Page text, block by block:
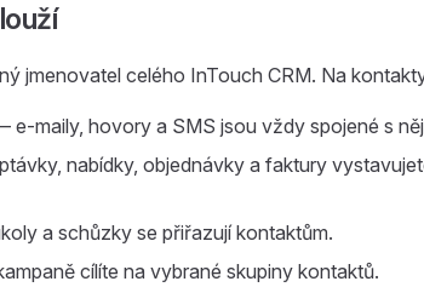
jmenovatel celého InTouch CRM. Na
e-maily, hovory a SMS jsou vždy spojené s
nabídky, objednávky a faktury
a schůzky se přiřazují kontaktům.
cílíte na vybrané skupiny kontaktů.